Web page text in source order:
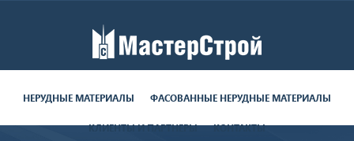
поставки круглосуточно
НЕРУДНЫЕ МАТЕРИАЛЫ ФАСОВАННЫЕ НЕРУДНЫЕ МАТЕРИАЛЫ
КЛИЕНТЫ И ПАРТНЕРЫ КОНТАКТЫ